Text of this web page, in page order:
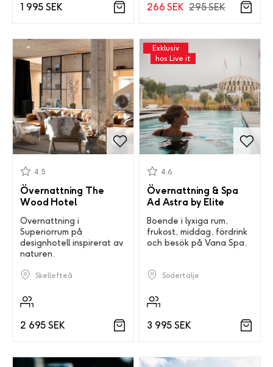
1 995 SEK 266 SEK 295 SEK
Övernattning The
Wood Hotel
4.5
Övernattning i
Superiorrum på
designhotell inspirerat av
naturen.
Skellefteå
2 695 SEK
Exklusiv
hos Live it
Övernattning & Spa
Ad Astra by Elite
4.6
Boende i lyxiga rum,
frukost, middag, fördrink
och besök på Vana Spa.
Södertälje
3 995 SEK